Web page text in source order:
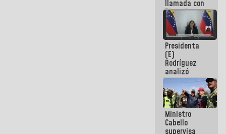
llamada con
Dinorah
Figuera y
acuerdan
primer
encuentro
presencial
para el
diálogo
Presidenta
(E)
Rodríguez
analizó
junto a
gobernadores
planes de
recuperación
del Sistema
Eléctrico
Ministro
Cabello
supervisa